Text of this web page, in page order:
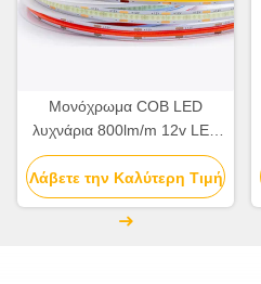
Μονόχρωμα COB LED
λυχνάρια 800lm/m 12v LED
λυχνάρια λυχνάρια Dimmable
Λάβετε την Καλύτερη Τιμή